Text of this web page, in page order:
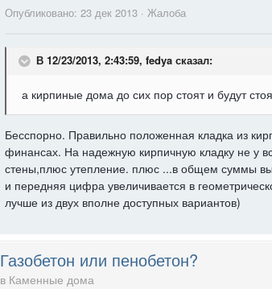
Опубликовано: 23 дек 2013 · Жалоба
В 12/23/2013, 2:43:59, fedya сказал:
а кирпиные дома до сих пор стоят и будут
Бесспорно. Правильно положенная кладка из
финансах. На надежную кирпичную кладку не у
стены,плюс утепление. плюс ...в общем суммы
и передняя цифра увеличивается в
лучше из двух вполне доступных вариантов)
Газобетон или пенобетон?
в Каменные дома